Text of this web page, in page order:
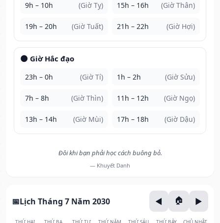
9h – 10h (Giờ Tỵ) 15h – 16h (Giờ Thân)
19h – 20h (Giờ Tuất) 21h – 22h (Giờ Hợi)
🌑 Giờ Hắc đạo
23h – 0h (Giờ Tí) 1h – 2h (Giờ Sửu)
7h – 8h (Giờ Thìn) 11h – 12h (Giờ Ngọ)
13h – 14h (Giờ Mùi) 17h – 18h (Giờ Dậu)
Đôi khi bạn phải học cách buông bỏ.
— Khuyết Danh
Lịch Tháng 7 Năm 2030